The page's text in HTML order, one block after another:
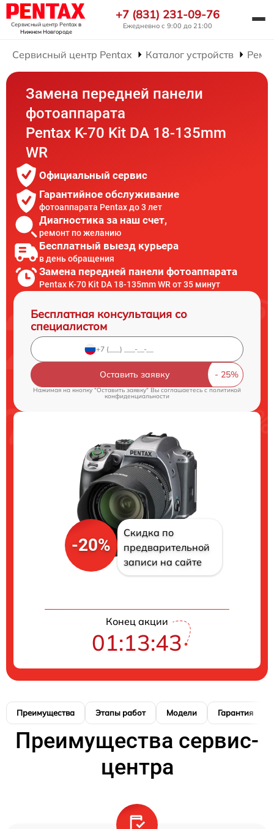
Сервисный центр Pentaxв
Нижнем Новгороде
+7 (831) 231-09-76
Ежедневно с 9:00 до 21:00
Сервисный центр Pentax Каталог устройств
Замена передней панели
фотоаппарата
Pentax K-70 Kit DA 18-135mm
WR
Официальный сервис
Гарантийное обслуживание
фотоаппарата Pentax до 3 лет
Диагностика за наш счет,
ремонт по желанию
Бесплатный выезд курьера
в день обращения
Замена передней панели фотоаппарата
Pentax K-70 Kit DA 18-135mm WR от 35 минут
Бесплатная консультация со
специалистом
Оставить заявку
Нажимая на кнопку "Оставить заявку" Вы соглашаетесь cполитикой
конфиденциальности
-20%
Скидка по
предварительной
записи на сайте
Конец акции
01:13:42
Преимущества Этапы работ Модели Гарантия
Преимущества сервис-
центра